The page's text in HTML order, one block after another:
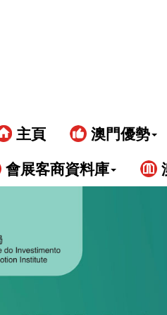
主頁 澳門優勢
會展客商資料庫